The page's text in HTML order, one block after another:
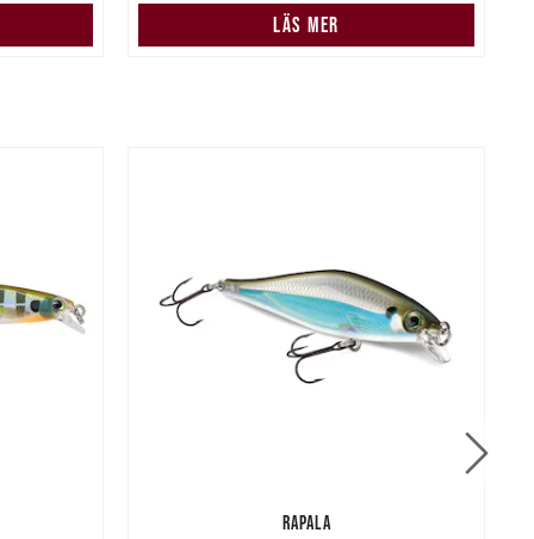
LÄS MER
RAPALA